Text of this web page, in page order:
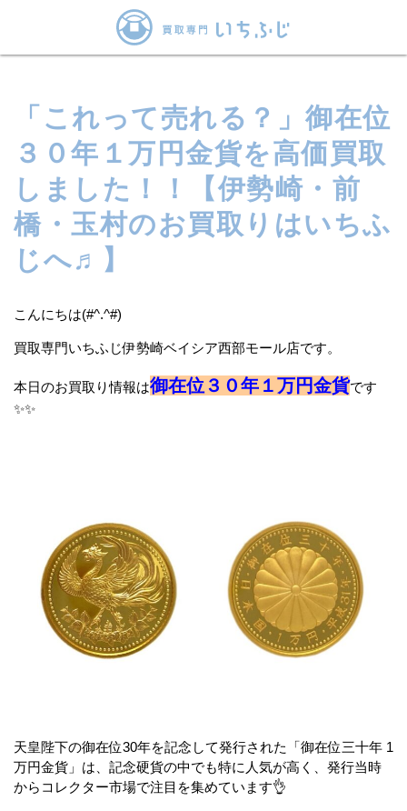
「これって売れる？」御在位
３０年１万円金貨を高価買取
しました！！【伊勢崎・前
橋・玉村のお買取りはいちふ
じへ♬】
こんにちは(#^.^#)
買取専門いちふじ伊勢崎ベイシア西部モール店です。
本日のお買取り情報は御在位３０年１万円金貨です
✨✨
天皇陛下の御在位30年を記念して発行された「御在位三十年 1
万円金貨」は、記念硬貨の中でも特に人気が高く、発行当時
からコレクター市場で注目を集めています👌